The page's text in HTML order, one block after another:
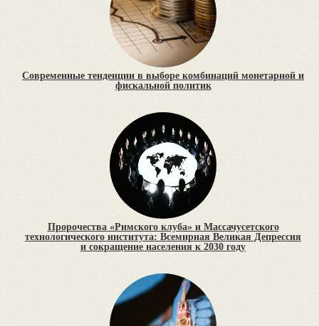
Современные тенденции в выборе комбинаций монетарной и
фискальной политик
Пророчества «Римского клуба» и Массачусетского
технологического института: Всемирная Великая Депрессия
и сокращение населения к 2030 году